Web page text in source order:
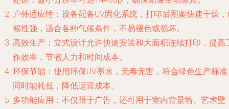
户外适应性：设备配备UV固化系统，打印后图案快速干燥
候性强，适合各种气候条件，不易褪色或损坏。
高效生产：立式设计允许快速安装和大面积连续打印，提高
作效率，节省人力和时间成本。
环保节能：使用环保UV墨水，无毒无害，符合绿色生产标
同时能耗低，降低运营成本。
多功能应用：不仅限于广告，还可用于室内背景墙、艺术壁